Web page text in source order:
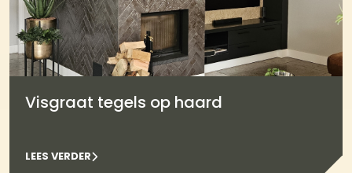
Visgraat tegels op haard
LEES VERDER